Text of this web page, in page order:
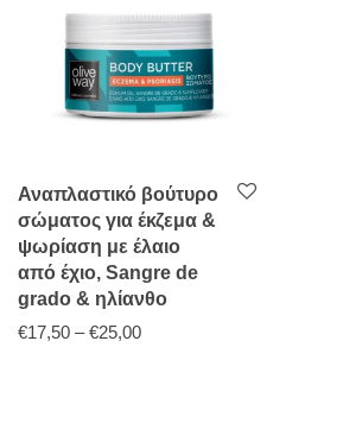
Αναπλαστικό βούτυρο
σώματος για έκζεμα &
ψωρίαση με έλαιο
από έχιο, Sangre de
grado & ηλίανθο
€17,50 – €25,00Price range: €17,50 through